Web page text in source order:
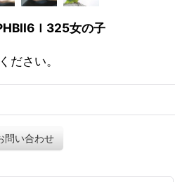
Ｉ325女の子
ください。
問い合わせ